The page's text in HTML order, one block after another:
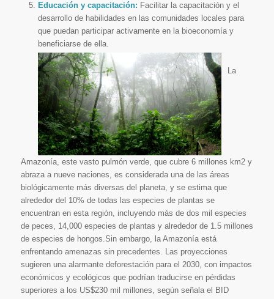
Educación y capacitación: Facilitar la capacitación y el
desarrollo de habilidades en las comunidades locales para
que puedan participar activamente en la bioeconomía y
beneficiarse de ella.
La
Amazonía, este vasto pulmón verde, que cubre 6 millones km2 y
abraza a nueve naciones, es considerada una de las áreas
biológicamente más diversas del planeta, y se estima que
alrededor del 10% de todas las especies de plantas se
encuentran en esta región, incluyendo más de dos mil especies
de peces, 14,000 especies de plantas y alrededor de 1.5 millones
de especies de hongos.Sin embargo, la Amazonía está
enfrentando amenazas sin precedentes. Las proyecciones
sugieren una alarmante deforestación para el 2030, con impactos
económicos y ecológicos que podrían traducirse en pérdidas
superiores a los US$230 mil millones, según señala el BID